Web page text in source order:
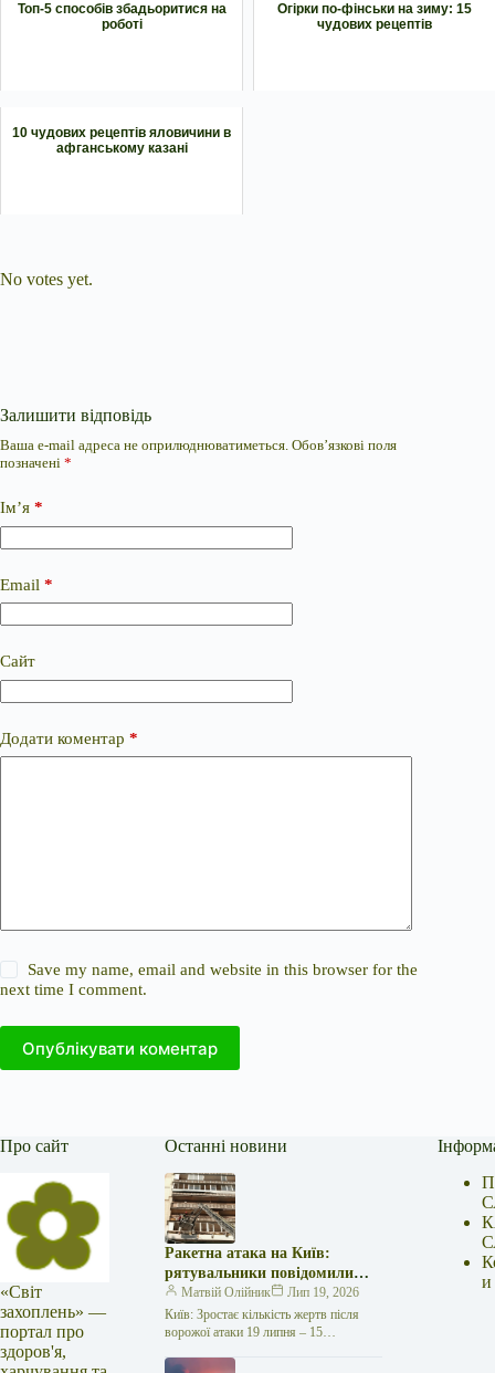
Топ-5 способів збадьоритися на
роботі
Огірки по-фінськи на зиму: 15
чудових рецептів
10 чудових рецептів яловичини в
афганському казані
No votes yet.
Залишити відповідь
Ваша e-mail адреса не оприлюднюватиметься. Обов’язкові поля
позначені *
Ім’я *
Email *
Сайт
Додати коментар *
Save my name, email and website in this browser for the
next time I comment.
Опублікувати коментар
Про сайт
«Світ
захоплень» —
портал про
здоров'я,
Останні новини
Ракетна атака на Київ:
рятувальники повідомили
про 15 поранених
Матвій Олійник
Лип 19, 2026
Київ: Зростає кількість жертв після
ворожої атаки 19 липня – 15
російської агресії, що сталася у
и